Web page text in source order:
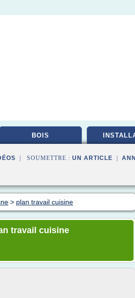
BOIS
| SOUMETTRE : UN ARTICLE
> plan travail cuisine
travail cuisine